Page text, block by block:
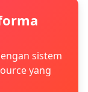
sistem
yang